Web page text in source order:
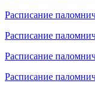
Расписание
Расписание
Расписание
Расписание